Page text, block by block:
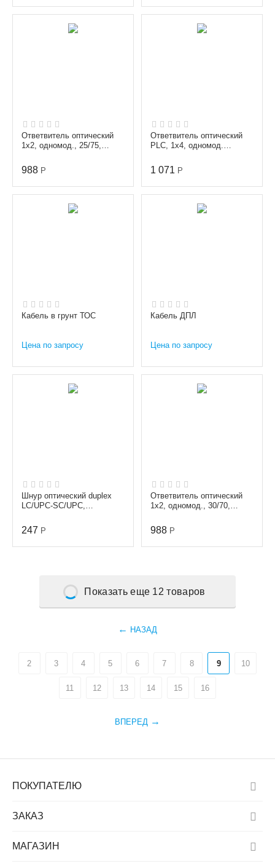
Ответвитель оптический
1х2, одномод., 25/75,
SC/APC
988 Р
Ответвитель оптический
PLC, 1х4, одномод.
1260-1650 nm, 1 m, 3...
1 071 Р
Кабель в грунт ТОС
Цена по запросу
Кабель ДПЛ
Цена по запросу
Шнур оптический duplex
LC/UPC-SC/UPC,
диаметр 3.0 мм, длина 1 м
247 Р
Ответвитель оптический
1х2, одномод., 30/70,
SC/APC
988 Р
Показать еще 12 товаров
НАЗАД
2 3 4 5 6 7 8 9 10
11 12 13 14 15 16
ВПЕРЕД
ПОКУПАТЕЛЮ
ЗАКАЗ
МАГАЗИН